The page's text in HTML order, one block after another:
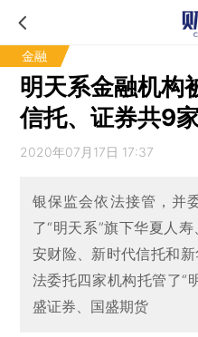
金融
明天系金融机构
信托、证券共9家
2020年07月17日 17:37
银保监会依法接管，并
了“明天系”旗下华夏人
安财险、新时代信托和
法委托四家机构托管了“
盛证券、国盛期货